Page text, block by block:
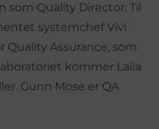
som Quality Director. Til
systemchef Vivi
Quality Assurance, som
kommer Laila
Gunn Mose er QA